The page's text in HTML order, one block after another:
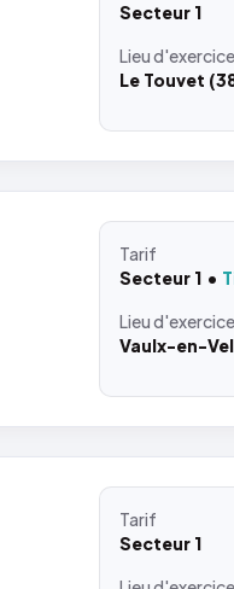
Secteur 1
Lieud'exercice
Le Touvet
Tarif
Secteur 1
Lieud'exercice
Vaulx-en-
Tarif
Secteur 1